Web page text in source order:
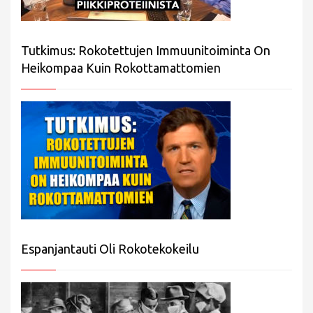
Tutkimus: Rokotettujen Immuunitoiminta On
Heikompaa Kuin Rokottamattomien
Espanjantauti Oli Rokotekokeilu